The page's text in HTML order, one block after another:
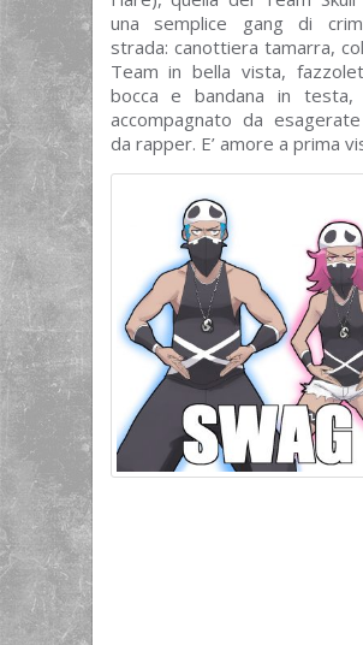
una semplice gang di
strada: canottiera tamarra,
Team in bella vista,
bocca e bandana in
accompagnato da
da rapper. E’ amore a prima